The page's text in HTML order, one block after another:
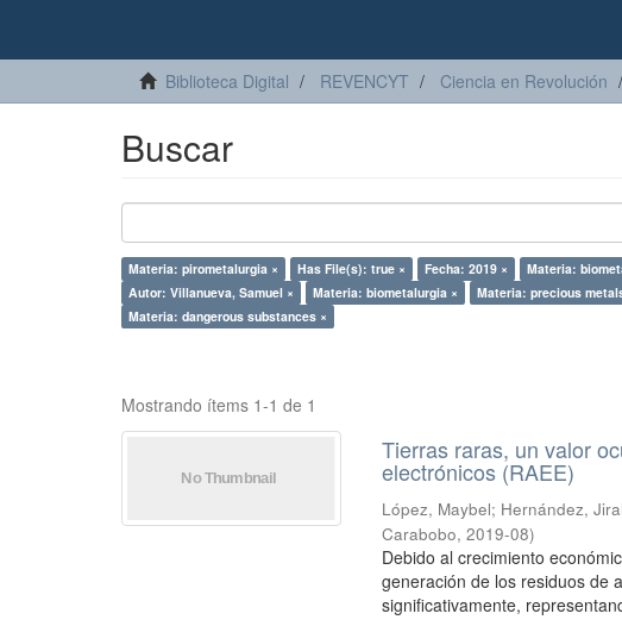
Biblioteca Digital REVENCYT Ciencia en Revolución
Buscar
Materia: pirometalurgia × Has File(s): true × Fecha: 2019 × Materia:
Autor: Villanueva, Samuel ×
Materia: biometalurgia × Materia: precious
Materia: dangerous substances ×
Mostrando ítems 1-1 de 1
Tierras raras, un valor
electrónicos (RAEE)
López, Maybel; Hernández,
Carabobo,2019-08)
Debido al crecimiento
generación de los residuos de
significativamente,